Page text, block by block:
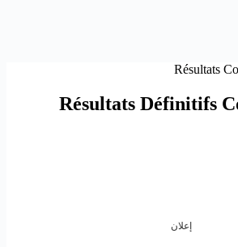
Résultats Définitifs
إعلان